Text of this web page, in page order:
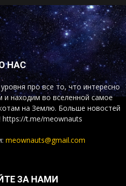
НАС
про все то, что интересно
и находим во вселенной самое
на Землю. Больше новостей
https://t.me/meownauts
meownauts@gmail.com
ЗА НАМИ